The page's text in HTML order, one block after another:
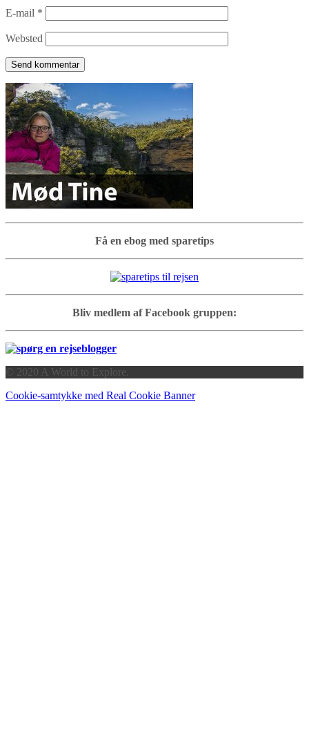
E-mail *
Websted
Få en ebog med sparetips
Bliv medlem af Facebook gruppen:
© 2020 A World to Explore.
Cookie-samtykke med Real Cookie Banner